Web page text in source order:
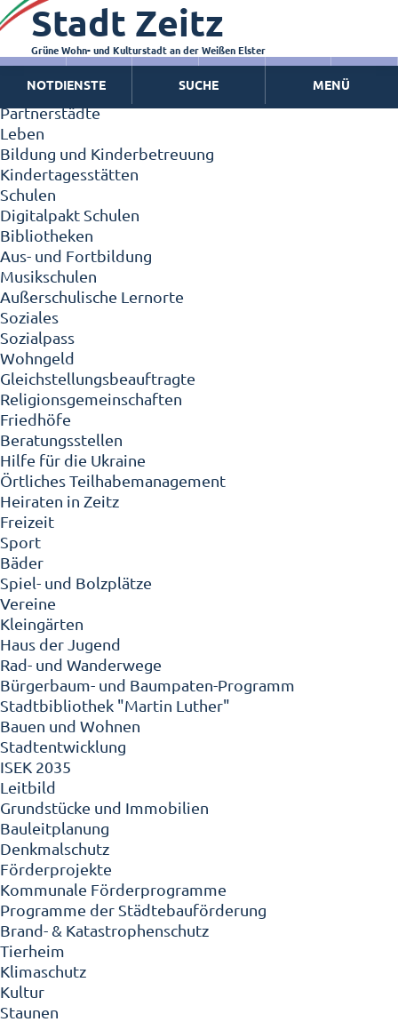
Zeitz - Die Kleinstadt
Willkommen in Zeitz!
Interview mit Oberbürgermeister Christian Thieme
Zeitz - Stadt der Zukunft
Ortschaften
Partnerstädte
Leben
Bildung und Kinderbetreuung
Kindertagesstätten
Schulen
Digitalpakt Schulen
Bibliotheken
Aus- und Fortbildung
Musikschulen
Außerschulische Lernorte
Soziales
Sozialpass
Wohngeld
Gleichstellungsbeauftragte
Religionsgemeinschaften
Friedhöfe
Beratungsstellen
Hilfe für die Ukraine
Örtliches Teilhabemanagement
Heiraten in Zeitz
Freizeit
Sport
Bäder
Spiel- und Bolzplätze
Vereine
Kleingärten
Haus der Jugend
Rad- und Wanderwege
Bürgerbaum- und Baumpaten-Programm
Stadtbibliothek "Martin Luther"
Bauen und Wohnen
Stadtentwicklung
ISEK 2035
Leitbild
Grundstücke und Immobilien
Bauleitplanung
Denkmalschutz
Förderprojekte
Kommunale Förderprogramme
Programme der Städtebauförderung
Brand- & Katastrophenschutz
Tierheim
Klimaschutz
Kultur
Staunen
Stadt Zeitz
Grüne Wohn- und Kulturstadt an der Weißen Elster
NOTDIENSTE SUCHE MENÜ